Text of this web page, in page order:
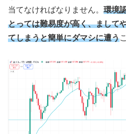
当てなければなりません。 環境
とっては難易度が高く、まして
てしまうと簡単にダマシに遭う